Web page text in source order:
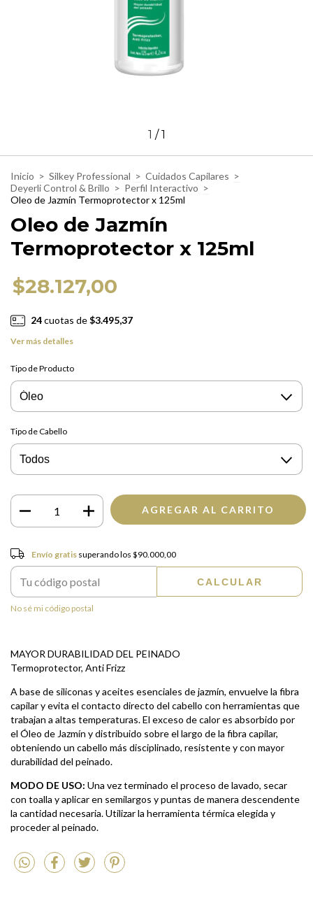
1 /1
Inicio > Silkey Professional > Cuidados Capilares >
Deyerli Control & Brillo > Perfil Interactivo >
Oleo de Jazmín Termoprotector x 125ml
Oleo de Jazmín
Termoprotector x 125ml
$28.127,00
24cuotas de$3.495,37
Ver más detalles
Tipo de Producto
Tipo de Cabello
Envío gratis $90.000,00
Entregas para el CP: CAMBIAR CP
Envío gratissuperando los $90.000,00
CALCULAR
No sé mi código postal
MAYOR DURABILIDAD DEL PEINADO
Termoprotector, Anti Frizz
A base de siliconas y aceites esenciales de jazmín, envuelve la fibra
capilar y evita el contacto directo del cabello con herramientas que
trabajan a altas temperaturas. El exceso de calor es absorbido por
el Óleo de Jazmín y distribuido sobre el largo de la fibra capilar,
obteniendo un cabello más disciplinado, resistente y con mayor
durabilidad del peinado.
MODO DE USO: Una vez terminado el proceso de lavado, secar
con toalla y aplicar en semilargos y puntas de manera descendente
la cantidad necesaria. Utilizar la herramienta térmica elegida y
proceder al peinado.